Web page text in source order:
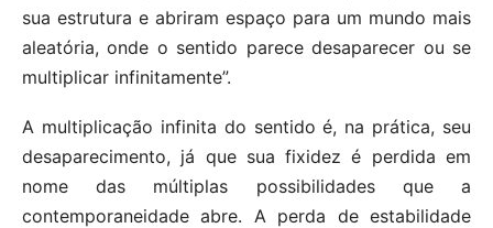
sua estrutura e abriram espaço para um mundo mais
aleatória, onde o sentido parece desaparecer ou se
multiplicar infinitamente”.
A multiplicação infinita do sentido é, na prática, seu
desaparecimento, já que sua fixidez é perdida em
nome das múltiplas possibilidades que a
contemporaneidade abre. A perda de estabilidade